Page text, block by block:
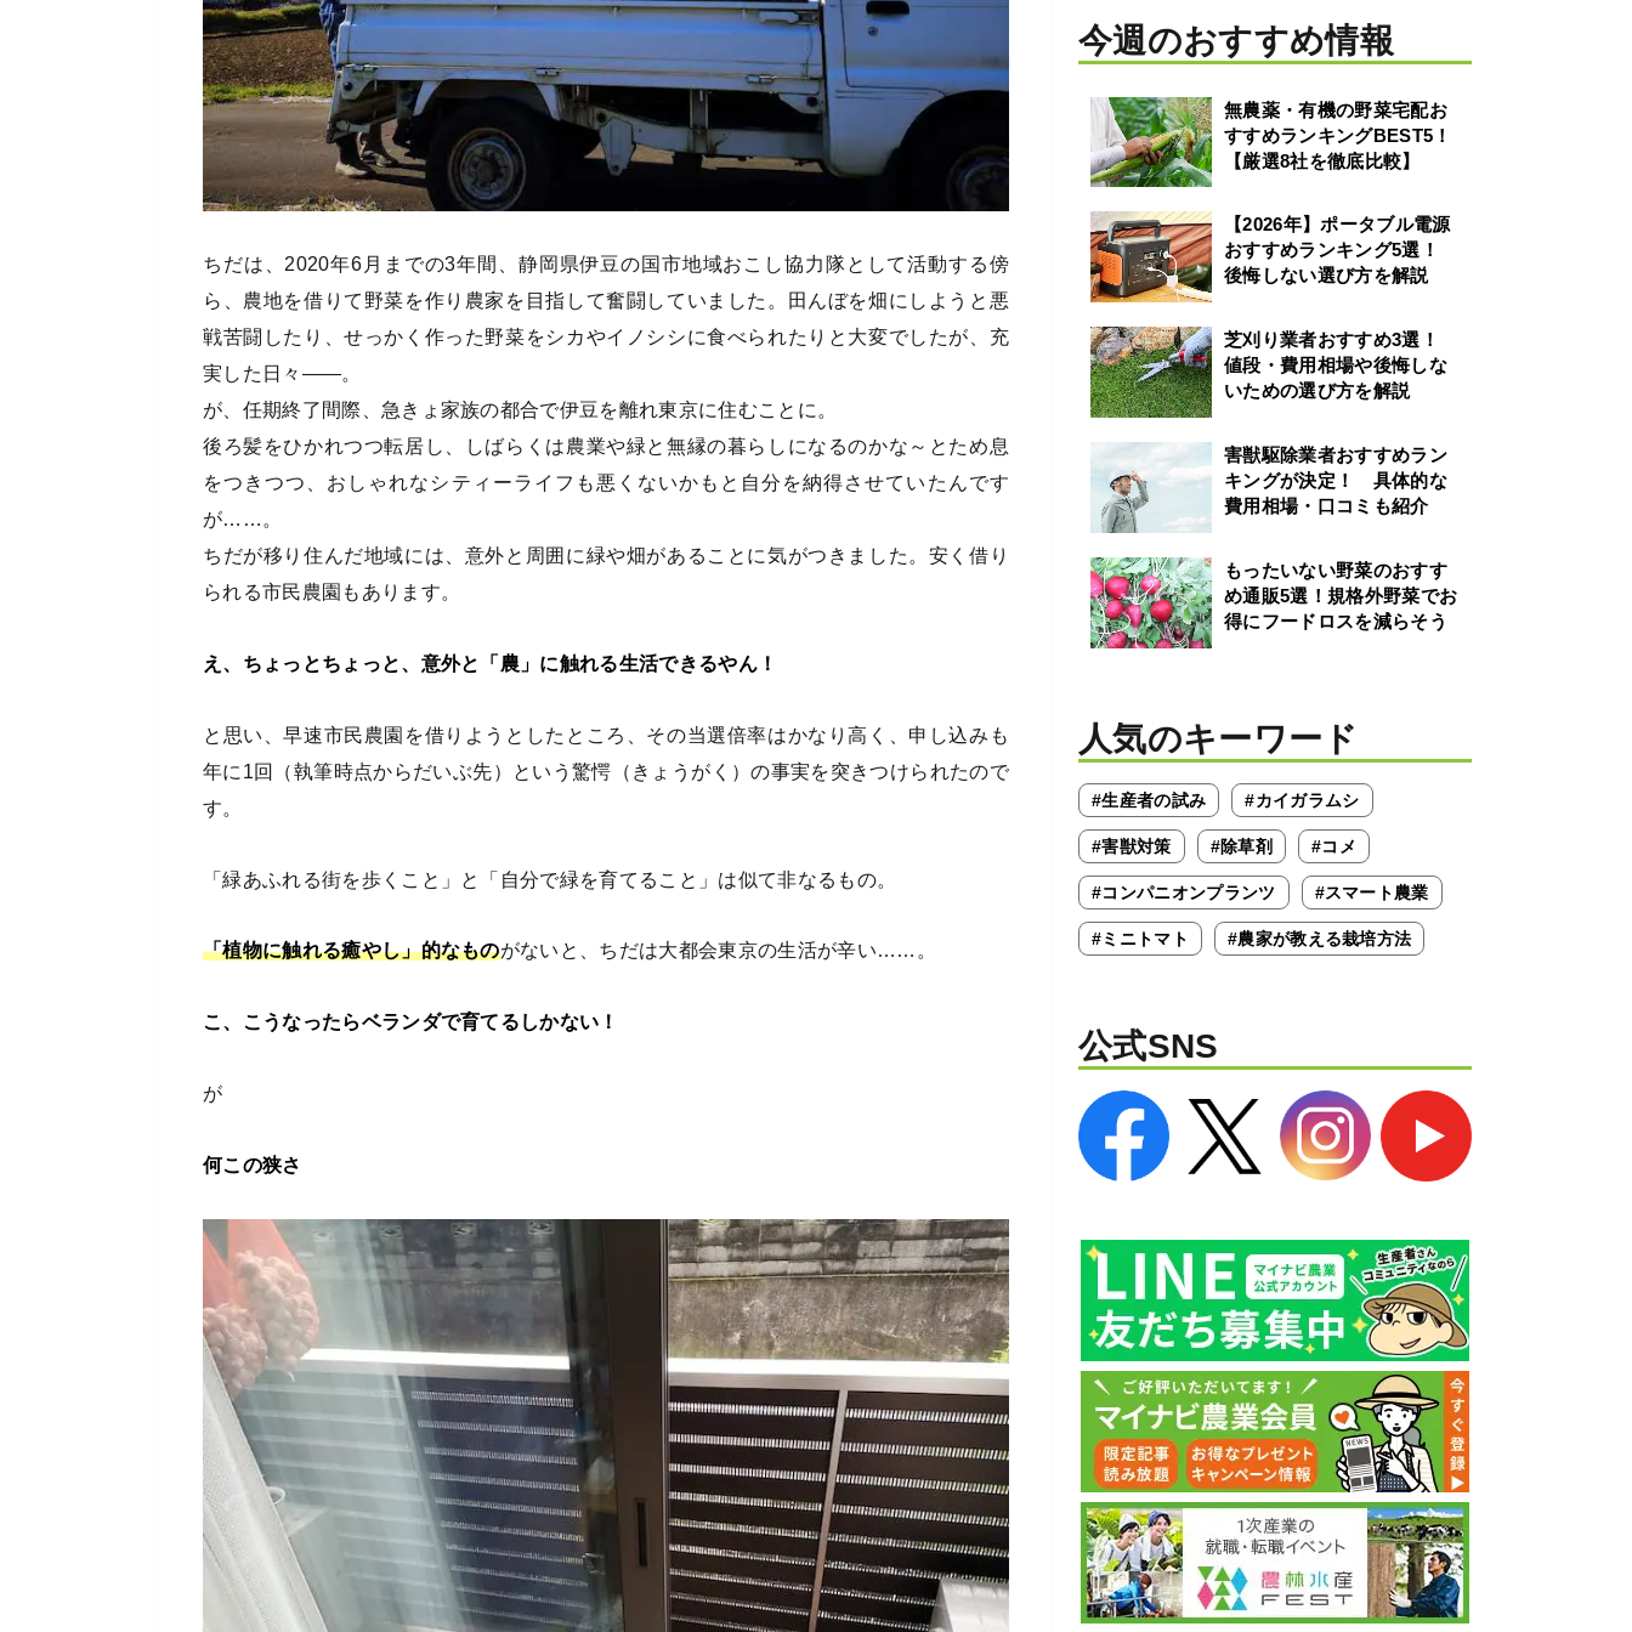
ちだは、2020年6月までの3年間、静岡県伊豆の国市地域おこし協力隊として活動する傍
ら、農地を借りて野菜を作り農家を目指して奮闘していました。田んぼを畑にしようと悪
戦苦闘したり、せっかく作った野菜をシカやイノシシに食べられたりと大変でしたが、充
実した日々――。
が、任期終了間際、急きょ家族の都合で伊豆を離れ東京に住むことに。
後ろ髪をひかれつつ転居し、しばらくは農業や緑と無縁の暮らしになるのかな～とため息
をつきつつ、おしゃれなシティーライフも悪くないかもと自分を納得させていたんです
が……。
ちだが移り住んだ地域には、意外と周囲に緑や畑があることに気がつきました。安く借り
られる市民農園もあります。
え、ちょっとちょっと、意外と「農」に触れる生活できるやん！
と思い、早速市民農園を借りようとしたところ、その当選倍率はかなり高く、申し込みも
年に1回（執筆時点からだいぶ先）という驚愕（きょうがく）の事実を突きつけられたので
す。
「緑あふれる街を歩くこと」と「自分で緑を育てること」は似て非なるもの。
「植物に触れる癒やし」的なものがないと、ちだは大都会東京の生活が辛い……。
こ、こうなったらベランダで育てるしかない！
が
何この狭さ
今週のおすすめ情報
無農薬・有機の野菜宅配お
すすめランキングBEST5！
【厳選8社を徹底比較】
【2026年】ポータブル電源
おすすめランキング5選！
後悔しない選び方を解説
芝刈り業者おすすめ3選！
値段・費用相場や後悔しな
いための選び方を解説
害獣駆除業者おすすめラン
キングが決定！ 具体的な
費用相場・口コミも紹介
もったいない野菜のおすす
め通販5選！規格外野菜でお
得にフードロスを減らそう
人気のキーワード
#生産者の試み #カイガラムシ
#害獣対策 #除草剤 #コメ
#コンパニオンプランツ #スマート農業
#ミニトマト #農家が教える栽培方法
公式SNS